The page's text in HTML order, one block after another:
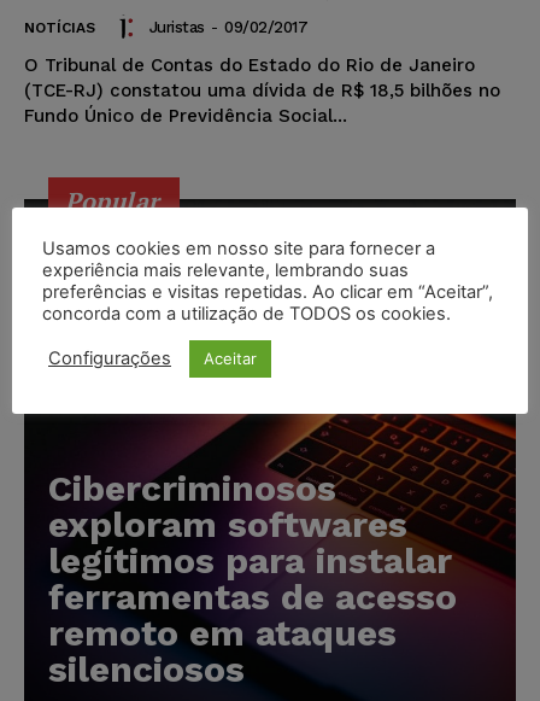
NOTÍCIAS Juristas - 09/02/2017
O Tribunal de Contas do Estado do Rio de Janeiro
(TCE-RJ) constatou uma dívida de R$ 18,5 bilhões no
Fundo Único de Previdência Social...
Popular
Cibercriminosos
exploram softwares
legítimos para instalar
ferramentas de acesso
remoto em ataques
silenciosos
Usamos cookies em nosso site para fornecer a
experiência mais relevante, lembrando suas
preferências e visitas repetidas. Ao clicar em “Aceitar”,
concorda com a utilização de TODOS os cookies.
Configurações Aceitar